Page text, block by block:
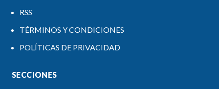
RSS
TÉRMINOS Y CONDICIONES
POLÍTICAS DE PRIVACIDAD
SECCIONES